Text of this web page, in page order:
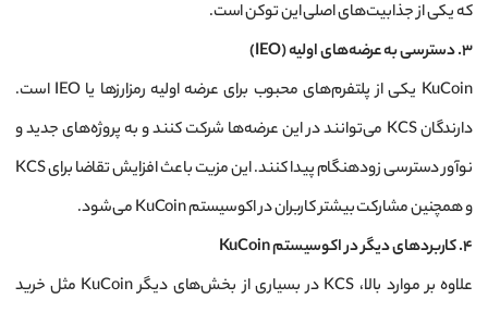
که یکی از جذابیت‌های اصلی این توکن است.
3. دسترسی به عرضه‌های اولیه (IEO)
KuCoin یکی از پلتفرم‌های محبوب برای عرضه اولیه رمزارزها یا IEO است.
دارندگان KCS می‌توانند در این عرضه‌ها شرکت کنند و به پروژه‌های جدید و
نوآور دسترسی زودهنگام پیدا کنند. این مزیت باعث افزایش تقاضا برای KCS
و همچنین مشارکت بیشتر کاربران در اکوسیستم KuCoin می‌شود.
4. کاربردهای دیگر در اکوسیستم KuCoin
علاوه بر موارد بالا، KCS در بسیاری از بخش‌های دیگر KuCoin مثل خرید